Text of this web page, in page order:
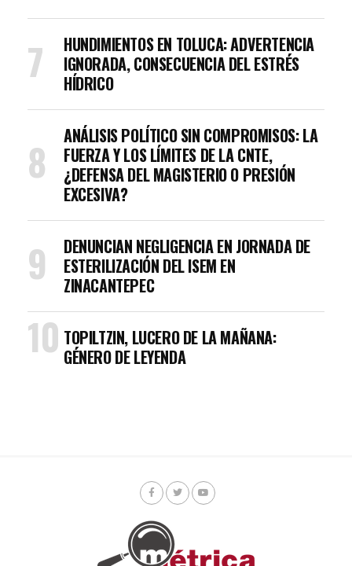
HUNDIMIENTOS EN TOLUCA: ADVERTENCIA
IGNORADA, CONSECUENCIA DEL ESTRÉS
HÍDRICO
ANÁLISIS POLÍTICO SIN COMPROMISOS: LA
FUERZA Y LOS LÍMITES DE LA CNTE,
¿DEFENSA DEL MAGISTERIO O PRESIÓN
EXCESIVA?
DENUNCIAN NEGLIGENCIA EN JORNADA DE
ESTERILIZACIÓN DEL ISEM EN
ZINACANTEPEC
TOPILTZIN, LUCERO DE LA MAÑANA:
GÉNERO DE LEYENDA